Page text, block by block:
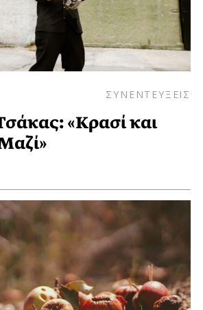
ΣΥΝΕΝΤΕΥΞΕΙΣ
«Κρασί και